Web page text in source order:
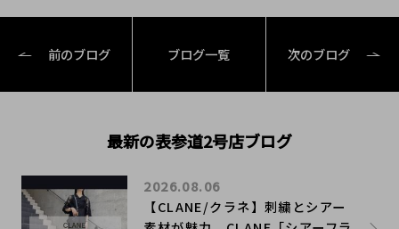
前のブログ ブログ一覧 次のブログ
最新の表参道2号店ブログ
【CLANE/クラネ】刺繍とシアー
2026.08.06